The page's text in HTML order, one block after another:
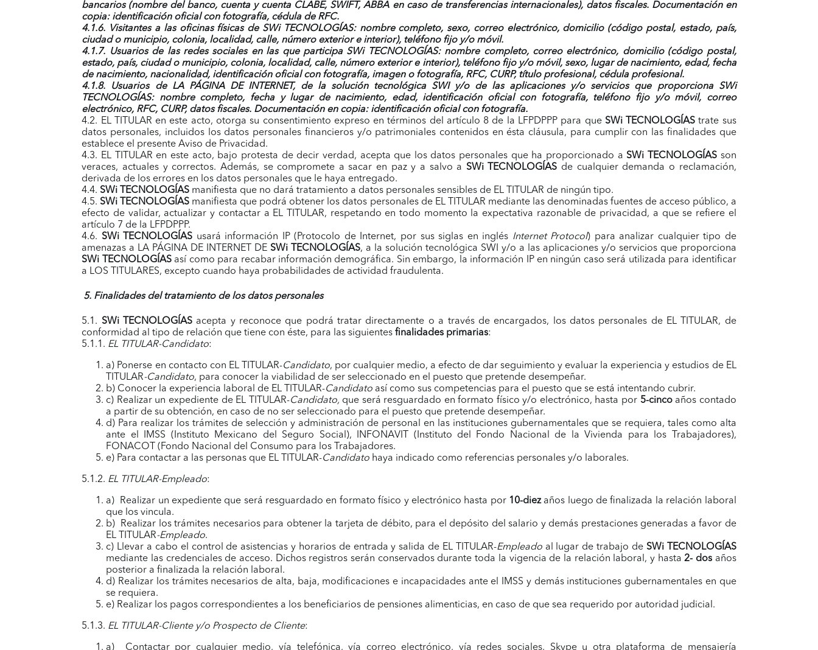
bancarios (nombre del banco, cuenta y cuenta CLABE, SWIFT, ABBA en caso de transferencias internacionales), datos fiscales. Documentación en
copia: identificación oficial con fotografía, cédula de RFC.
4.1.6. Visitantes a las oficinas físicas de SWi TECNOLOGÍAS: nombre completo, sexo, correo electrónico, domicilio (código postal, estado, país,
ciudad o municipio, colonia, localidad, calle, número exterior e interior), teléfono fijo y/o móvil.
4.1.7. Usuarios de las redes sociales en las que participa SWi TECNOLOGÍAS: nombre completo, correo electrónico, domicilio (código postal,
estado, país, ciudad o municipio, colonia, localidad, calle, número exterior e interior), teléfono fijo y/o móvil, sexo, lugar de nacimiento, edad, fecha
de nacimiento, nacionalidad, identificación oficial con fotografía, imagen o fotografía, RFC, CURP, título profesional, cédula profesional.
4.1.8. Usuarios de LA PÁGINA DE INTERNET, de la solución tecnológica SWI y/o de las aplicaciones y/o servicios que proporciona SWi
TECNOLOGÍAS: nombre completo, fecha y lugar de nacimiento, edad, identificación oficial con fotografía, teléfono fijo y/o móvil, correo
electrónico, RFC, CURP, datos fiscales. Documentación en copia: identificación oficial con fotografía.
4.2. EL TITULAR en este acto, otorga su consentimiento expreso en términos del artículo 8 de la LFPDPPP para que SWi TECNOLOGÍAS trate sus
datos personales, incluidos los datos personales financieros y/o patrimoniales contenidos en ésta cláusula, para cumplir con las finalidades que
establece el presente Aviso de Privacidad.
4.3. EL TITULAR en este acto, bajo protesta de decir verdad, acepta que los datos personales que ha proporcionado a SWi TECNOLOGÍASson
veraces, actuales y correctos. Además, se compromete a sacar en paz y a salvo a SWi TECNOLOGÍAS de cualquier demanda o reclamación,
derivada de los errores en los datos personales que le haya entregado.
4.4. SWi TECNOLOGÍAS manifiesta que no dará tratamiento a datos personales sensibles de EL TITULAR de ningún tipo.
4.5. SWi TECNOLOGÍAS manifiesta que podrá obtener los datos personales de EL TITULAR mediante las denominadas fuentes de acceso público, a
efecto de validar, actualizar y contactar a EL TITULAR, respetando en todo momento la expectativa razonable de privacidad, a que se refiere el
artículo 7 de la LFPDPPP.
4.6. SWi TECNOLOGÍAS usará información IP (Protocolo de Internet, por sus siglas en inglés Internet Protocol) para analizar cualquier tipo de
amenazas a LA PÁGINA DE INTERNET DE SWi TECNOLOGÍAS, a la solución tecnológica SWI y/o a las aplicaciones y/o servicios que proporciona
SWi TECNOLOGÍASasí como para recabar información demográfica. Sin embargo, la información IP en ningún caso será utilizada para identificar
a LOS TITULARES, excepto cuando haya probabilidades de actividad fraudulenta.
5. Finalidades del tratamiento de los datos personales
5.1. SWi TECNOLOGÍAS acepta y reconoce que podrá tratar directamente o a través de encargados, los datos personales de EL TITULAR, de
conformidad al tipo de relación que tiene con éste, para las siguientesfinalidades primarias:
5.1.1. EL TITULAR-Candidato:
a) Ponerse en contacto con EL TITULAR-Candidato, por cualquier medio, a efecto de dar seguimiento y evaluar la experiencia y estudios de EL
TITULAR-Candidato, para conocer la viabilidad de ser seleccionado en el puesto que pretende desempeñar.
b) Conocer la experiencia laboral de EL TITULAR-Candidato así como sus competencias para el puesto que se está intentando cubrir.
c) Realizar un expediente de EL TITULAR-Candidato, que será resguardado en formato físico y/o electrónico, hasta por 5-cinco años contado
a partir de su obtención, en caso de no ser seleccionado para el puesto que pretende desempeñar.
d) Para realizar los trámites de selección y administración de personal en las instituciones gubernamentales que se requiera, tales como alta
ante el IMSS (Instituto Mexicano del Seguro Social), INFONAVIT (Instituto del Fondo Nacional de la Vivienda para los Trabajadores),
FONACOT (Fondo Nacional del Consumo para los Trabajadores.
e) Para contactar a las personas que EL TITULAR-Candidato haya indicado como referencias personales y/o laborales.
5.1.2. EL TITULAR-Empleado:
a) Realizar un expediente que será resguardado en formato físico y electrónico hasta por 10-diezaños luego de finalizada la relación laboral
que los vincula.
b) Realizar los trámites necesarios para obtener la tarjeta de débito, para el depósito del salario y demás prestaciones generadas a favor de
EL TITULAR-Empleado.
c) Llevar a cabo el control de asistencias y horarios de entrada y salida de EL TITULAR-Empleadoal lugar de trabajo de SWi TECNOLOGÍAS
mediante las credenciales de acceso. Dichos registros serán conservados durante toda la vigencia de la relación laboral, y hasta2- dosaños
posterior a finalizada la relación laboral.
d) Realizar los trámites necesarios de alta, baja, modificaciones e incapacidades ante el IMSS y demás instituciones gubernamentales en que
se requiera.
e) Realizar los pagos correspondientes a los beneficiarios de pensiones alimenticias, en caso de que sea requerido por autoridad judicial.
5.1.3. EL TITULAR-Cliente y/o Prospecto de Cliente:
a) Contactar por cualquier medio, vía telefónica, vía correo electrónico, vía redes sociales, Skype u otra plataforma de mensajería